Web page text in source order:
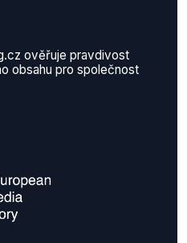
ověřuje pravdivost
obsahu pro společnost